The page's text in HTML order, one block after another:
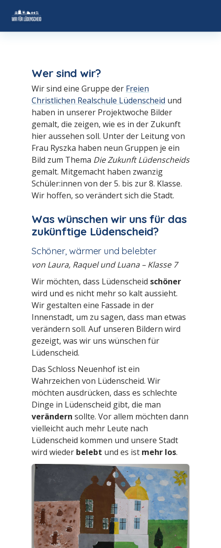
DER VEREIN ▾
AKTUELLES
VERANSTALTUNGEN
BRANCHEN ENTDECKEN▾
KONTAKT
MITGLIED WERDEN
Wer sind wir?
Wir sind eine Gruppe der Freien
Christlichen Realschule Lüdenscheid und
haben in unserer Projektwoche Bilder
gemalt, die zeigen, wie es in der Zukunft
hier aussehen soll. Unter der Leitung von
Frau Ryszka haben neun Gruppen je ein
Bild zum Thema Die Zukunft Lüdenscheids
gemalt. Mitgemacht haben zwanzig
Schüler:innen von der 5. bis zur 8. Klasse.
Wir hoffen, so verändert sich die Stadt.
Was wünschen wir uns für das
zukünftige Lüdenscheid?
Schöner, wärmer und belebter
von Laura, Raquel und Luana – Klasse 7
Wir möchten, dass Lüdenscheid schöner
wird und es nicht mehr so kalt aussieht.
Wir gestalten eine Fassade in der
Innenstadt, um zu sagen, dass man etwas
verändern soll. Auf unseren Bildern wird
gezeigt, was wir uns wünschen für
Lüdenscheid.
Das Schloss Neuenhof ist ein
Wahrzeichen von Lüdenscheid. Wir
möchten ausdrücken, dass es schlechte
Dinge in Lüdenscheid gibt, die man
verändern sollte. Vor allem möchten dann
vielleicht auch mehr Leute nach
Lüdenscheid kommen und unsere Stadt
wird wieder belebt und es ist mehr los.